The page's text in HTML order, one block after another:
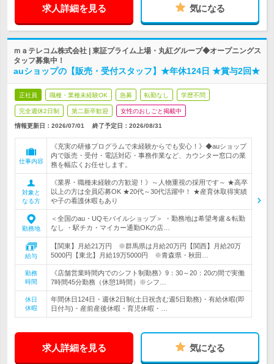
求人詳細を見る 気になる
ｍａテレコム株式会社 | 東証プライム上場・丸紅グループ◆オープニングス
タッフ募集中！
auショップの【販売・受付スタッフ】★年休124日 ★賞与2回★
正社員 職種・業種未経験OK 急募 転勤なし 学歴不問
完全週休2日制 第二新卒歓迎 女性のおしごと掲載中
情報更新日：2026/07/01 終了予定日： 2026/08/31
仕事内容
《充実の研修プログラムで未経験からでも安心！》◆auショップ
内で販売・受付・電話対応・事務作業など、カウンター窓口の業
務を幅広くお任せします。
対象と
なる方
《業界・職種未経験の方歓迎！》～人物重視の採用です～ ★高卒
以上の方は全員応募OK ★20代～30代活躍中！ ★産育休取得実績
や子の看護休暇もあり
勤務地
＜全国のau・UQモバイルショップ＞ ・勤務地は希望考慮＆転勤
なし ・駅チカ・マイカー通勤OKの店…
給与
【関東】月給21万円 ※群馬県は月給20万円【関西】月給20万
5000円【東北】月給19万5000円 ※青森県・秋田…
勤務
時間
《店舗営業時間内でのシフト制勤務》9：30～20：20の間で実働
7時間45分勤務（休憩1時間）※シフ…
休日
休暇
年間休日124日・週休2日制(土日祝含む週5日勤務)・有給休暇(即
日付与)・産前産後休暇・育児休暇・…
求人詳細を見る 気になる